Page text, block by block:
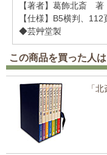
【著者】葛飾北斎 著
【仕様】B5横判、112
◆芸艸堂製
この商品を買った人
「